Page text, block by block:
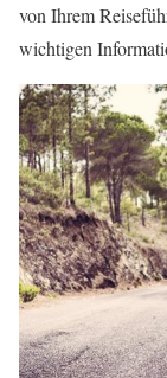
von Ihrem
wichtigen